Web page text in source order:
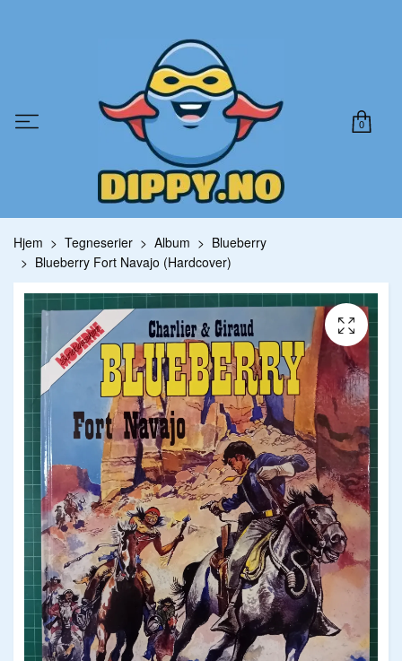
0
Hjem Tegneserier Album
Blueberry
Blueberry Fort Navajo (Hardcover)